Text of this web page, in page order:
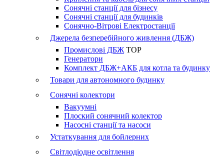
Сонячні станції для бізнесу
Сонячні станції для будинків
Сонячно-Вітрові Електростанції
Джерела безперебійного живлення (ДБЖ)
Промислові ДБЖ TOP
Генератори
Комплект ДБЖ+АКБ для котла та будинку
Товари для автономного будинку
Сонячні колектори
Вакуумні
Плоский сонячний колектор
Насосні станції та насоси
Устаткування для бойлерних
Світлодіодне освітлення